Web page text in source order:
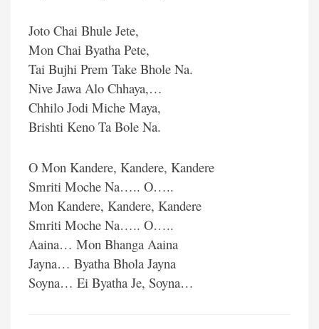
Joto Chai Bhule Jete,
Mon Chai Byatha Pete,
Tai Bujhi Prem Take Bhole Na.
Nive Jawa Alo Chhaya,…
Chhilo Jodi Miche Maya,
Brishti Keno Ta Bole Na.
O Mon Kandere, Kandere, Kandere
Smriti Moche Na….. O…..
Mon Kandere, Kandere, Kandere
Smriti Moche Na….. O…..
Aaina… Mon Bhanga Aaina
Jayna… Byatha Bhola Jayna
Soyna… Ei Byatha Je, Soyna…